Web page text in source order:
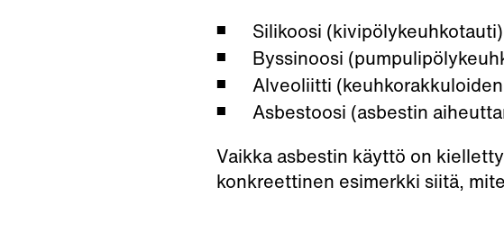
Silikoosi (kivipölykeuhkotauti)
Byssinoosi
Alveoliitti
Asbestoosi (asbestin
Vaikka asbestin käyttö on
konkreettinen esimerkki siitä,